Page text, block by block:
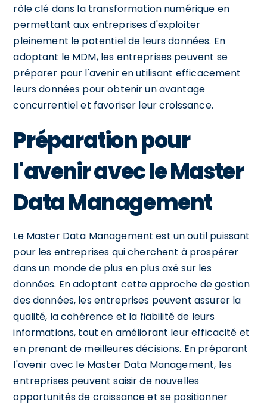
rôle clé dans la transformation numérique en
permettant aux entreprises d'exploiter
pleinement le potentiel de leurs données. En
adoptant le MDM, les entreprises peuvent se
préparer pour l'avenir en utilisant efficacement
leurs données pour obtenir un avantage
concurrentiel et favoriser leur croissance.
Préparation pour
l'avenir avec le Master
Data Management
Le Master Data Management est un outil puissant
pour les entreprises qui cherchent à prospérer
dans un monde de plus en plus axé sur les
données. En adoptant cette approche de gestion
des données, les entreprises peuvent assurer la
qualité, la cohérence et la fiabilité de leurs
informations, tout en améliorant leur efficacité et
en prenant de meilleures décisions. En préparant
l'avenir avec le Master Data Management, les
entreprises peuvent saisir de nouvelles
opportunités de croissance et se positionner